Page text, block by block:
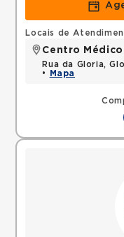
Locais de
Centro
Rua da Gloria,
•
Mapa